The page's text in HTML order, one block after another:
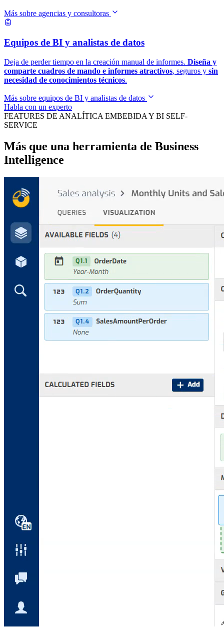
Más sobre agencias y consultoras
Equipos de BI y analistas de datos
Deja de perder tiempo en la creación manual de informes. Diseña y
comparte cuadros de mando e informes atractivos, seguros y sin
necesidad de conocimientos técnicos.
Más sobre equipos de BI y analistas de datos
Habla con un experto
FEATURES DE ANALÍTICA EMBEBIDA Y BI SELF-
SERVICE
Más que una herramienta de Business
Intelligence